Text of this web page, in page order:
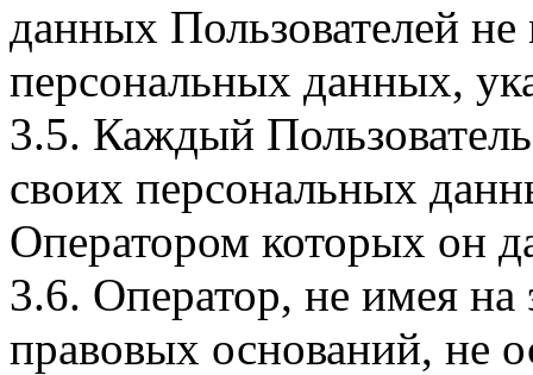
данных Пользователей
персональных данных,
3.5. Каждый
своих персональных
Оператором которых он
3.6. Оператор, не имея
правовых оснований, не